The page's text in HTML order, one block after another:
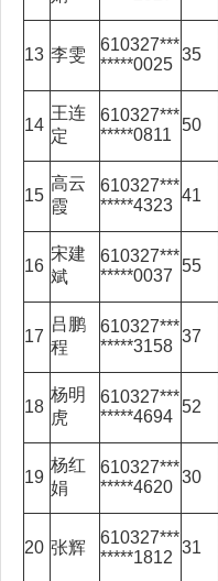
13 李雯
610327***
*****0025
35
14
王连
定
610327***
*****0811
50
15
高云
霞
610327***
*****4323
41
16
宋建
斌
610327***
*****0037
55
17
吕鹏
程
610327***
*****3158
37
18
杨明
虎
610327***
*****4694
52
19
杨红
娟
610327***
*****4620
30
20 张辉
610327***
*****1812
31